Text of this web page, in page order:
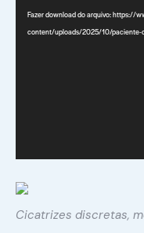
vídeo
Fazer download do arquivo: https://
content/uploads/2025/10/paciente-
Cicatrizes discretas,